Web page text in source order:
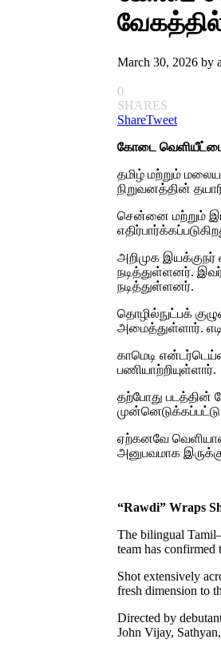
March 30, 2026 by
0
SHARES
ShareTweet
கோடை வெளியீட்டை
தமிழ் மற்றும்
நிறுவனத்தின்
சென்னை மற்றும்
அறிமுக
நடித்துள்ளனர்.
நடித்துள்ளனர்.
தொழில்நுட்பக்
அமைத்துள்ளார்.
காமெடி
பணியாற்றியுள்ளார்.
தற்போது படத்தின்
ஏற்கனவே வெளியான
அனுபவமாக
“Rawdi” Wraps
The bilingual
team has confirmed
Shot extensively
fresh dimension to
Directed by
John Vijay,